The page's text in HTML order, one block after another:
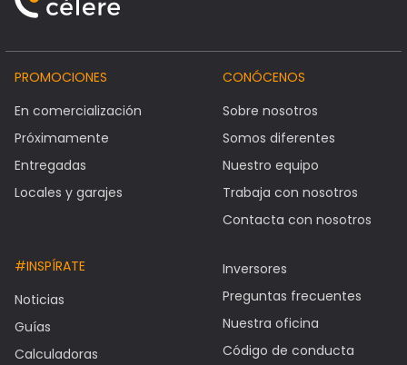
PROMOCIONES
En comercialización
Próximamente
Entregadas
Locales y garajes
CONÓCENOS
Sobre nosotros
Somos diferentes
Nuestro equipo
Trabaja con nosotros
Contacta con nosotros
#INSPÍRATE
Noticias
Guías
Calculadoras
Inversores
Preguntas frecuentes
Nuestra oficina
Código de conducta